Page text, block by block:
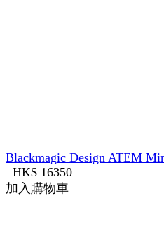
Blackmagic Design ATEM
HK$ 16350
加入購物車